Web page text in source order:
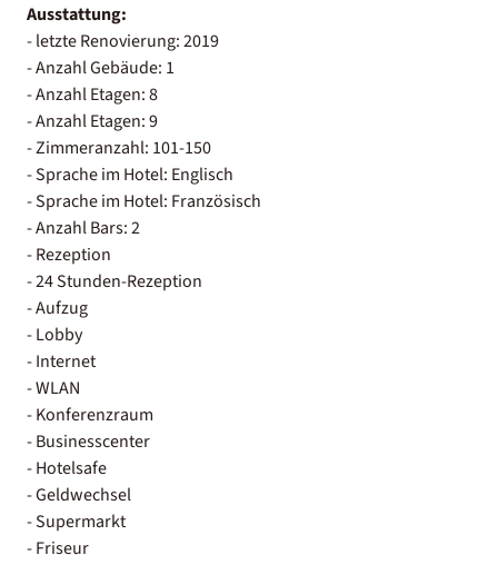
Ausstattung:
- letzte Renovierung: 2019
- Anzahl Gebäude: 1
- Anzahl Etagen: 8
- Anzahl Etagen: 9
- Zimmeranzahl: 101-150
- Sprache im Hotel: Englisch
- Sprache im Hotel: Französisch
- Anzahl Bars: 2
- Rezeption
- 24 Stunden-Rezeption
- Aufzug
- Lobby
- Internet
- WLAN
- Konferenzraum
- Businesscenter
- Hotelsafe
- Geldwechsel
- Supermarkt
- Friseur